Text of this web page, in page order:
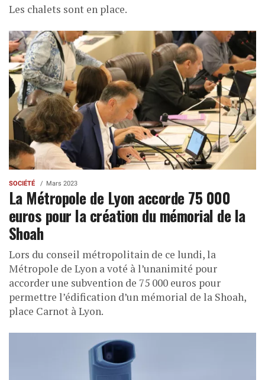
Les chalets sont en place.
SOCIÉTÉ Mars 2023
La Métropole de Lyon accorde 75 000
euros pour la création du mémorial de la
Shoah
Lors du conseil métropolitain de ce lundi, la
Métropole de Lyon a voté à l’unanimité pour
accorder une subvention de 75 000 euros pour
permettre l’édification d’un mémorial de la Shoah,
place Carnot à Lyon.